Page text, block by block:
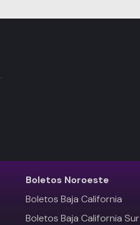
Boletos Noroeste
Boletos Baja California
Boletos Baja California Sur